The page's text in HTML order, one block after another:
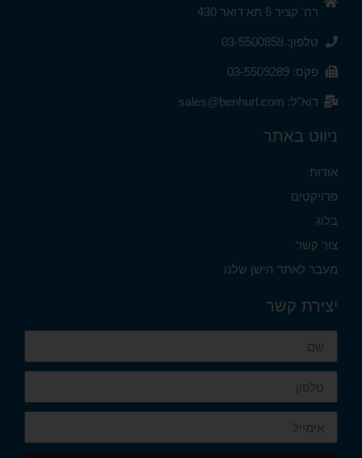
רח' קציר 6 תא דואר 430
טלפון: 03-5500858
פקס: 03-5509289
דוא"ל: sales@benhurl.com
ניווט באתר
אודות
פרויקטים
בלוג
צור קשר
מעבר לאתר הישן שלנו
יצירת קשר